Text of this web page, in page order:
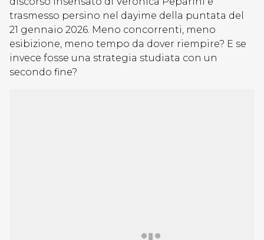
trasmesso persino nel dayime della puntata del
21 gennaio 2026. Meno concorrenti, meno
esibizione, meno tempo da dover riempire? E se
invece fosse una strategia studiata con un
secondo fine?